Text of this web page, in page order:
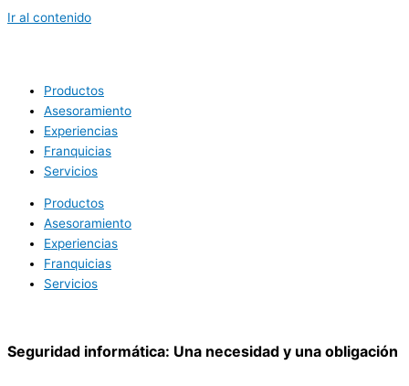
Ir al contenido
Productos
Asesoramiento
Experiencias
Franquicias
Servicios
Productos
Asesoramiento
Experiencias
Franquicias
Servicios
Seguridad informática: Una necesidad y una obligación